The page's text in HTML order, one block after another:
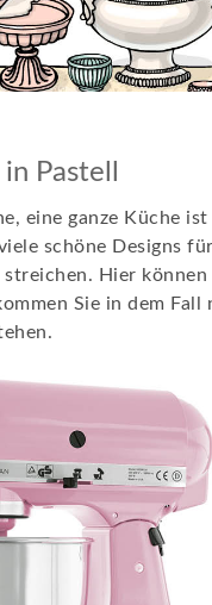
Pastell
eine ganze Küche
schöne Designs
Hier
Sie in dem